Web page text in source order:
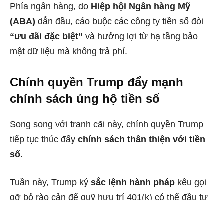
Phía ngân hàng, do Hiệp hội Ngân hàng Mỹ
(ABA) dẫn đầu, cáo buộc các công ty tiền số đòi
“ưu đãi đặc biệt” và hưởng lợi từ hạ tầng bảo
mật dữ liệu mà không trả phí.
Chính quyền Trump đẩy mạnh
chính sách ủng hộ tiền số
Song song với tranh cãi này, chính quyền Trump
tiếp tục thúc đẩy chính sách thân thiện với tiền
số.
Tuần này, Trump ký sắc lệnh hành pháp kêu gọi
gỡ bỏ rào cản để quỹ hưu trí 401(k) có thể đầu tư